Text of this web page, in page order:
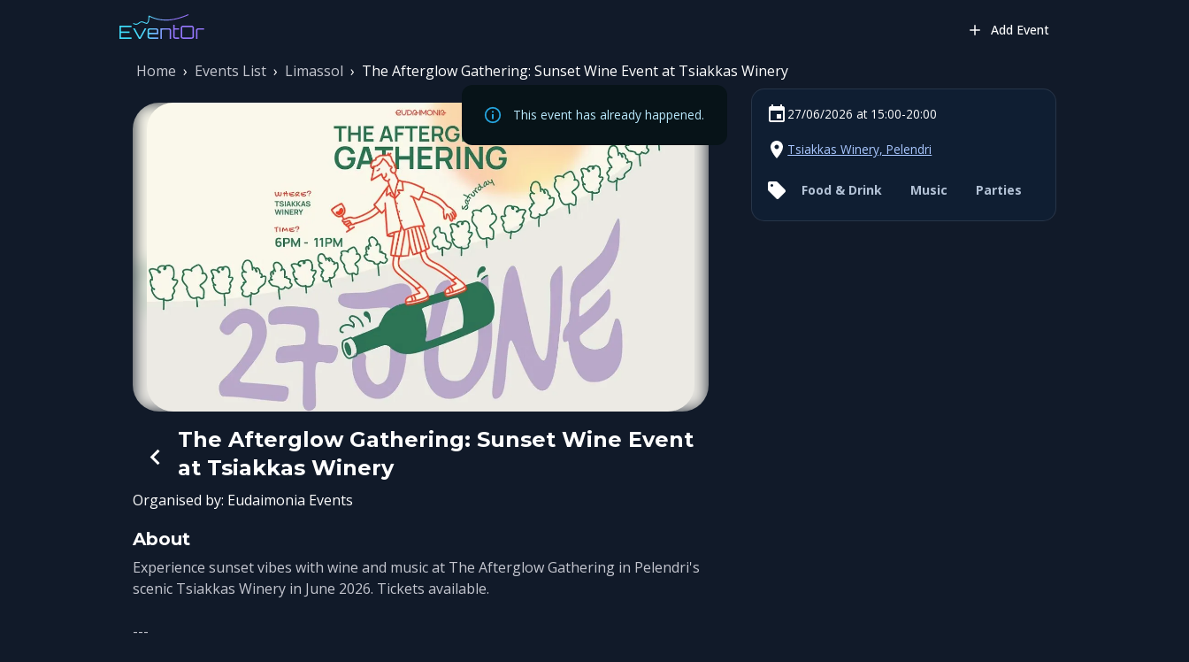
Add Event
This event has already happened.
Home › Events List › Limassol › The Afterglow Gathering: Sunset Wine Event at Tsiakkas Winery
The Afterglow Gathering: Sunset Wine Event
at Tsiakkas Winery
Organised by: Eudaimonia Events
27/06/2026 at 15:00-20:00
Tsiakkas Winery, Pelendri
Food & Drink Music Parties
About
Experience sunset vibes with wine and music at The Afterglow Gathering in Pelendri's
scenic Tsiakkas Winery in June 2026. Tickets available.
---